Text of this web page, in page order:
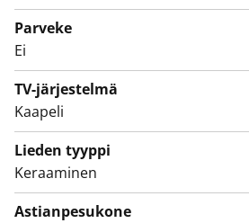
Kylpyhuoneessa on valkoiset
kalusteet. Seinät ovat valkoista
harmaa. Pyykinpesukoneelle
Nukkumapaikka löytyy luontevasti
suojasta alkovista.
Parveke
Ei
TV-järjestelmä
Kaapeli
Lieden tyyppi
Keraaminen
Astianpesukone